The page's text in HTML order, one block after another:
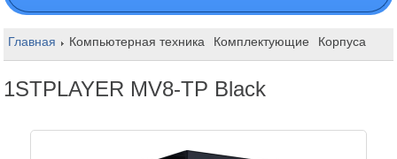
Главная Компьютерная техника Комплектующие Корпуса
1STPLAYER MV8-TP Black